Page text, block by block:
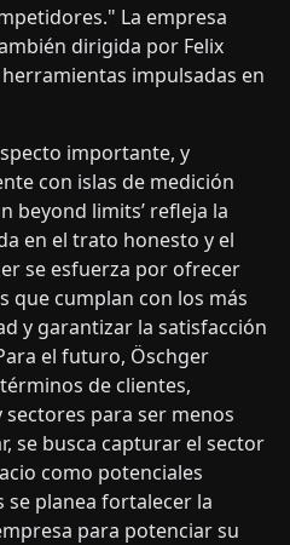
La empresa
dirigida por Felix
impulsadas en
importante, y
con islas de medición
beyond limits’ refleja la
en el trato honesto y el
se esfuerza por ofrecer
que cumplan con los más
y garantizar la satisfacción
el futuro, Öschger
de clientes,
para ser menos
se busca capturar el sector
como potenciales
planea fortalecer la
para potenciar su